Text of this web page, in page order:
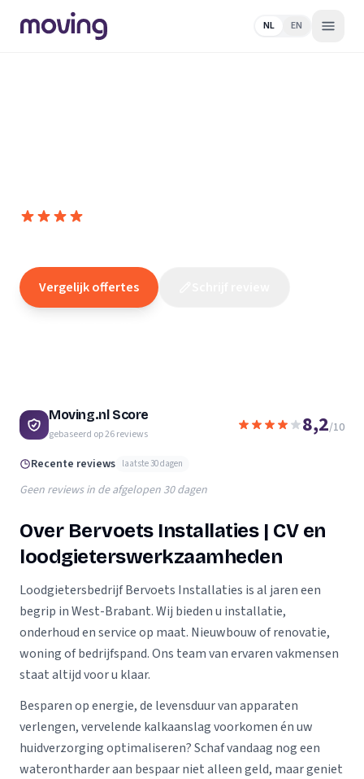
NL EN
Vergelijk offertes
Moving.nl Score
gebaseerd op26reviews 8,2/10
Recente reviews laatste 30 dagen
Geen reviews in de afgelopen 30 dagen
Over Bervoets Installaties | CV en
loodgieterswerkzaamheden‎
Loodgietersbedrijf Bervoets Installaties is al jaren een
begrip in West-Brabant. Wij bieden u installatie,
onderhoud en service op maat. Nieuwbouw of renovatie,
woning of bedrijfspand. Ons team van ervaren vakmensen
staat altijd voor u klaar.
Besparen op energie, de levensduur van apparaten
verlengen, vervelende kalkaanslag voorkomen én uw
huidverzorging optimaliseren? Schaf vandaag nog een
waterontharder aan bespaar niet alleen geld, maar geniet